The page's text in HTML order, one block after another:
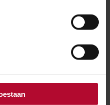
meter van het